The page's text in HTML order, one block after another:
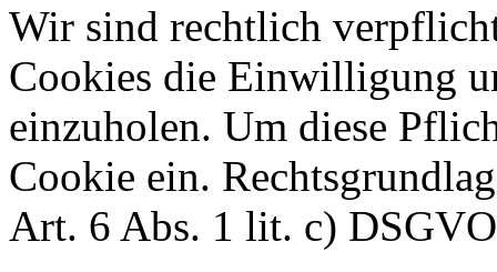
Wir sind rechtlich
Cookies die Einwilligung
einzuholen. Um diese
Cookie ein.
Art. 6 Abs. 1 lit. c)